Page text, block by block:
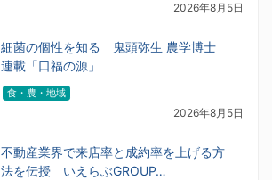
2026年8月5日
細菌の個性を知る 鬼頭弥生 農学博士
連載「口福の源」
食・農・地域
2026年8月5日
不動産業界で来店率と成約率を上げる方
法を伝授 いえらぶGROUP…